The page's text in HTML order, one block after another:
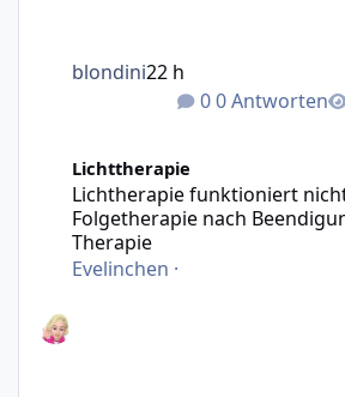
0 Antworten
blondini22 h
Lichttherapie
Lichtherapie funktioniert
Folgetherapie nach
Therapie
Evelinchen ·